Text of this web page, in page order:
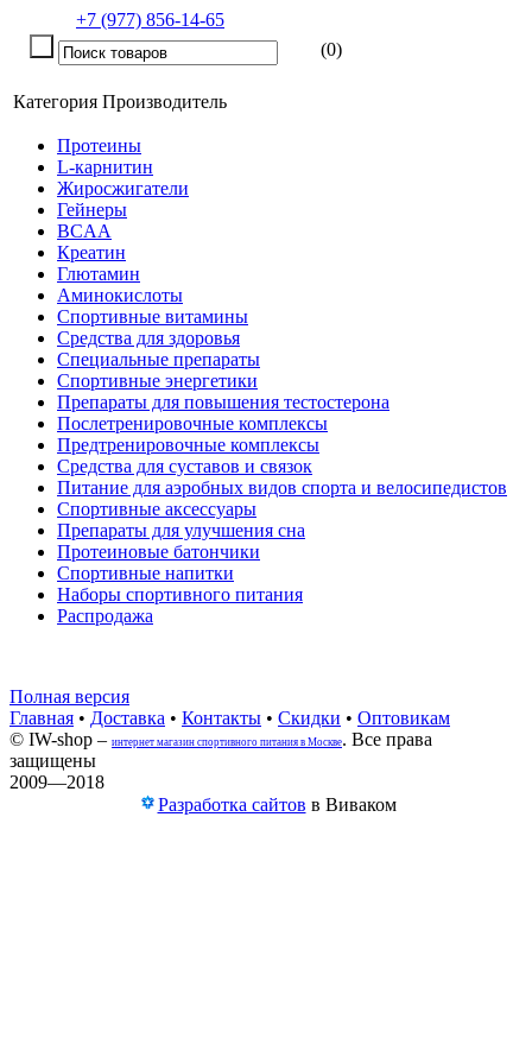
+7 (977) 856-14-65
(0)
Категория Производитель
Протеины
L-карнитин
Жиросжигатели
Гейнеры
BCAA
Креатин
Глютамин
Аминокислоты
Спортивные витамины
Средства для здоровья
Специальные препараты
Спортивные энергетики
Препараты для повышения тестостерона
Послетренировочные комплексы
Предтренировочные комплексы
Средства для суставов и связок
Питание для аэробных видов спорта и велосипедистов
Спортивные аксессуары
Препараты для улучшения сна
Протеиновые батончики
Спортивные напитки
Наборы спортивного питания
Распродажа
Полная версия
Главная • Доставка • Контакты • Скидки • Оптовикам
© IW-shop – интернет магазин спортивного питания в Москве. Все права
защищены
2009—2018
Разработка сайтов в Виваком